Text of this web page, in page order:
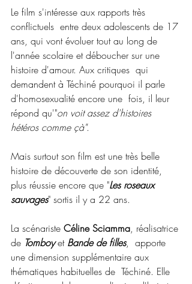
Le film s'intéresse aux rapports très
conflictuels  entre deux adolescents de 17
ans, qui vont évoluer tout au long de
l'année scolaire et déboucher sur une
histoire d'amour. Aux critiques  qui
demandent à Téchiné pourquoi il parle
d'homosexualité encore une  fois, il leur
répond qu'"on voit assez d'histoires
hétéros comme çà".
Mais surtout son film est une très belle
histoire de découverte de son identité,
plus réussie encore que "Les roseaux
sauvages" sortis il y a 22 ans.
La scénariste Céline Sciamma, réalisatrice
de Tomboy et Bande de filles,  apporte
une dimension supplémentaire aux
thématiques habituelles de  Téchiné. Elle